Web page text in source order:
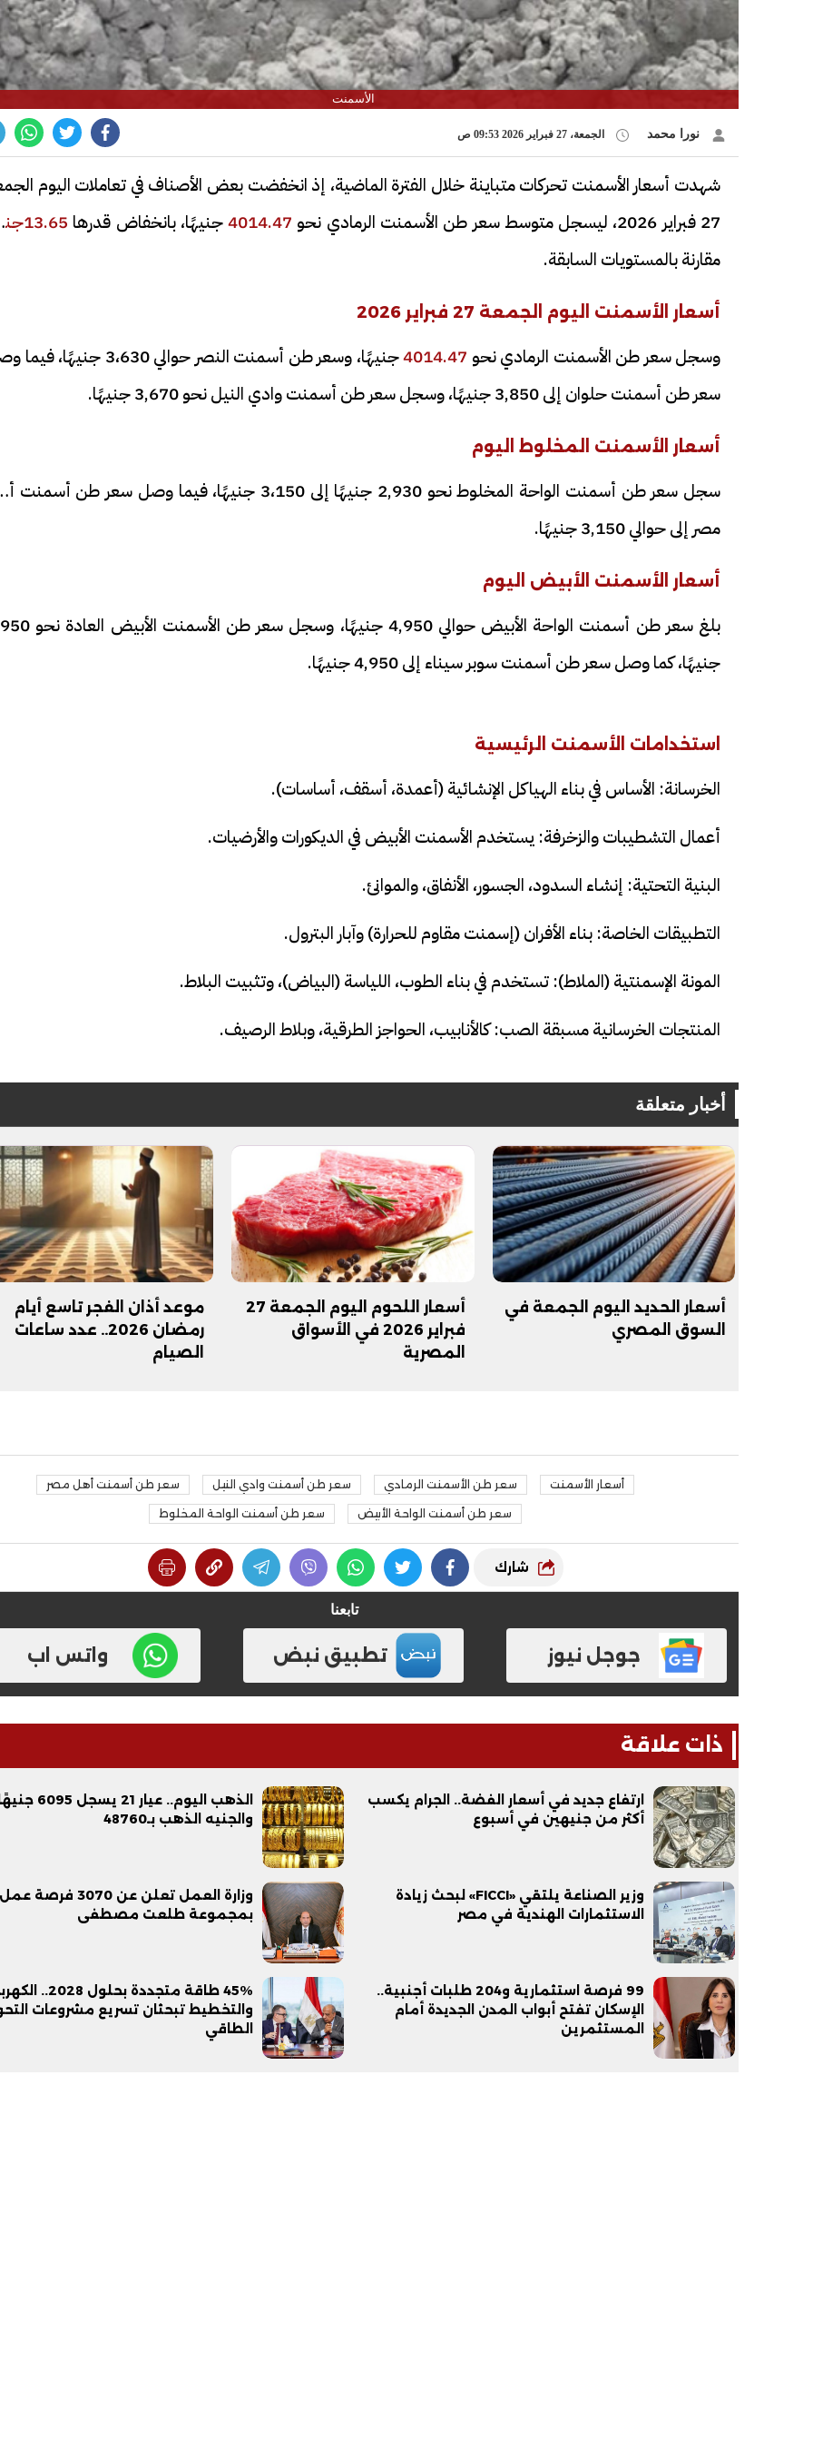
الأسمنت
نورا محمد الجمعة، 27 فبراير 2026 09:53 ص
شهدت أسعار الأسمنت تحركات متباينة خلال الفترة الماضية، إذ انخفضت بعض الأصناف في تعاملات اليوم
27 فبراير 2026، ليسجل متوسط سعر طن الأسمنت الرمادي نحو
4014.47جنيهًا، بانخفاض قدرها 13.65جنيهًا
مقارنة بالمستويات السابقة.
أسعار الأسمنت اليوم الجمعة 27 فبراير 2026
وسجل سعر طن الأسمنت الرمادي نحو 4014.47
جنيهًا، وسعر طن أسمنت النصر حوالي 3،630 جنيهًا،
سعر طن أسمنت حلوان إلى 3,850 جنيهًا، وسجل سعر طن أسمنت وادي النيل نحو 3,670 جنيهًا.
أسعار الأسمنت المخلوط اليوم
سجل سعر طن أسمنت الواحة المخلوط نحو 2,930 جنيهًا إلى 3،150 جنيهًا، فيما وصل سعر طن أسمنت
مصر إلى حوالي 3,150 جنيهًا.
أسعار الأسمنت الأبيض اليوم
بلغ سعر طن أسمنت الواحة الأبيض حوالي 4,950 جنيهًا،
جنيهًا، كما وصل سعر طن أسمنت سوبر سيناء إلى 4,950 جنيهًا.
استخدامات الأسمنت الرئيسية
الخرسانة: الأساس في بناء الهياكل الإنشائية (أعمدة، أسقف، أساسات).
أعمال التشطيبات والزخرفة: يستخدم الأسمنت الأبيض في الديكورات والأرضيات.
البنية التحتية: إنشاء السدود، الجسور، الأنفاق، والموانئ.
التطبيقات الخاصة: بناء الأفران (إسمنت مقاوم للحرارة) وآبار البترول.
المونة الإسمنتية (الملاط): تستخدم في بناء الطوب، اللياسة (البياض)، وتثبيت البلاط.
المنتجات الخرسانية مسبقة الصب: كالأنابيب، الحواجز الطرقية، وبلاط الرصيف.
أخبار متعلقة
أسعار الحديد اليوم الجمعة في
السوق المصري
أسعار اللحوم اليوم الجمعة 27
فبراير 2026 في الأسواق
المصرية
موعد أذان الفجر تاسع أيام
رمضان 2026.. عدد ساعات
الصيام
أسعار الأسمنت سعر طن الأسمنت الرمادي سعر طن أسمنت وادي النيل سعر طن أسمنت أهل مصر
سعر طن أسمنت الواحة الأبيض سعر طن أسمنت الواحة المخلوط
شارك
تابعنا
جوجل نيوز تطبيق نبض واتس اب
ذات علاقة
ارتفاع جديد في أسعار الفضة.. الجرام يكسب
أكثر من جنيهين في أسبوع
الذهب اليوم.. عيار 21 يسجل 6095 جنيهًا
والجنيه الذهب بـ48760
وزير الصناعة يلتقي «FICCI» لبحث زيادة
الاستثمارات الهندية في مصر
وزارة العمل تعلن عن 3070 فرصة عمل
بمجموعة طلعت مصطفى
99 فرصة استثمارية و204 طلبات أجنبية..
الإسكان تفتح أبواب المدن الجديدة أمام
المستثمرين
45% طاقة متجددة بحلول 2028..
والتخطيط تبحثان تسريع مشروعات
الطاقي
الوداع الأخير.. دفن جثامين الضحايا
الأربعة بقرية السعدية في الفيوم
افتتاح أكبر صرح ديني في القوصية..
تحفة معمارية بتكلفة تجاوزت 20
مليون جنيه
ابني بطل وفخورة بيه.. أول ظهور
عماد سائق التريلا مع والدته
تصدره التريند| فيديو